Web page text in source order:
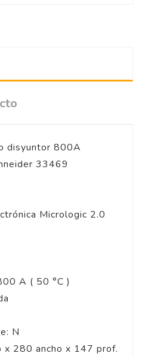
disyuntor 800A
33469
Micrologic 2.0
A ( 50 °C )
N
x 280 ancho x 147 prof.